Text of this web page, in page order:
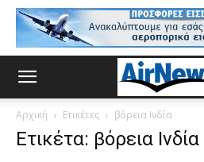
Αρχική Ετικέτες βόρεια Ινδία
Ετικέτα: βόρεια Ινδία